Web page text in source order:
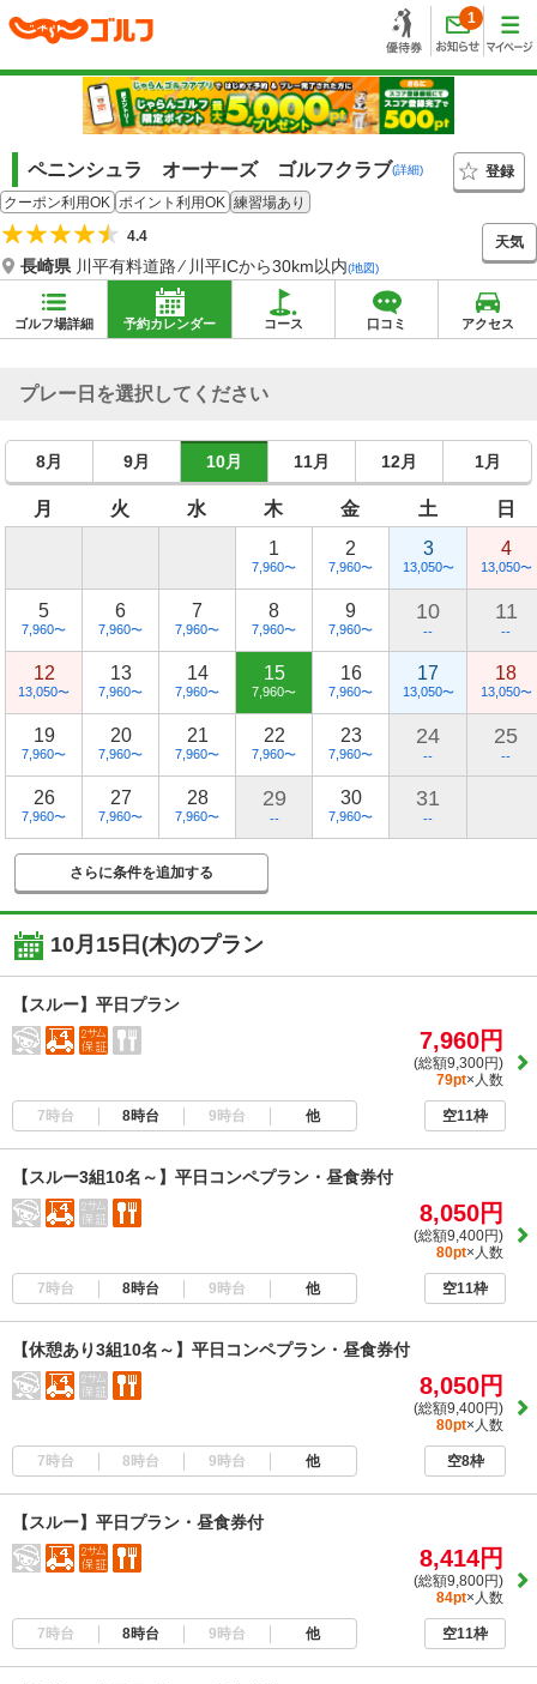
1
ペニンシュラ オーナーズ ゴルフクラブ(詳細)
登録
クーポン利用OK ポイント利用OK 練習場あり
4.4
長崎県 川平有料道路 ⁄ 川平ICから30km以内(地図)
天気
ゴルフ場詳細 予約カレンダー コース 口コミ アクセス
プレー日を選択してください
8月 9月 10月 11月 12月 1月
月 火 水 木 金 土
日
1
7,960〜
2
7,960〜
3
13,050〜
4
13,050〜
5
7,960〜
6
7,960〜
7
7,960〜
8
7,960〜
9
7,960〜
10
--
11
--
12
13,050〜
13
7,960〜
14
7,960〜
15
7,960〜
16
7,960〜
17
13,050〜
18
13,050〜
19
7,960〜
20
7,960〜
21
7,960〜
22
7,960〜
23
7,960〜
24
--
25
--
26
7,960〜
27
7,960〜
28
7,960〜
29
--
30
7,960〜
31
--
さらに条件を追加する
10月15日(木)のプラン
【スルー】平日プラン
7,960円
(総額9,300円)
79pt×人数
7時台 8時台 9時台 他 空11枠
【スルー3組10名～】平日コンペプラン・昼食券付
8,050円
(総額9,400円)
80pt×人数
7時台 8時台 9時台 他 空11枠
【休憩あり3組10名～】平日コンペプラン・昼食券付
8,050円
(総額9,400円)
80pt×人数
7時台 8時台 9時台 他 空8枠
【スルー】平日プラン・昼食券付
8,414円
(総額9,800円)
84pt×人数
7時台 8時台 9時台 他 空11枠